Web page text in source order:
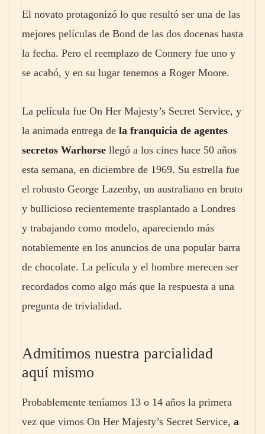
El novato protagonizó lo que resultó ser una de las
mejores películas de Bond de las dos docenas hasta
la fecha. Pero el reemplazo de Connery fue uno y
se acabó, y en su lugar tenemos a Roger Moore.
La película fue On Her Majesty’s Secret Service, y
la animada entrega de la franquicia de agentes
secretos Warhorse llegó a los cines hace 50 años
esta semana, en diciembre de 1969. Su estrella fue
el robusto George Lazenby, un australiano en bruto
y bullicioso recientemente trasplantado a Londres
y trabajando como modelo, apareciendo más
notablemente en los anuncios de una popular barra
de chocolate. La película y el hombre merecen ser
recordados como algo más que la respuesta a una
pregunta de trivialidad.
Admitimos nuestra parcialidad
aquí mismo
Probablemente teníamos 13 o 14 años la primera
vez que vimos On Her Majesty’s Secret Service, a